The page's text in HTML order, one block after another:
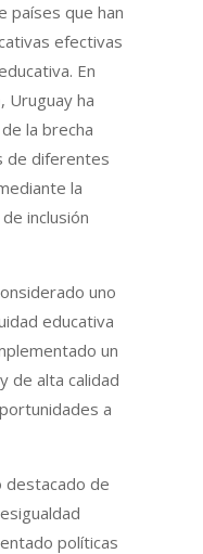
países que han
efectivas
En
Uruguay ha
la brecha
de diferentes
la
inclusión
uno
educativa
un
de alta calidad
a
destacado de
políticas